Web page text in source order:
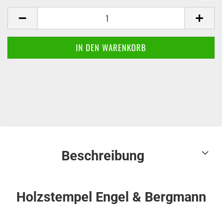
Beschreibung
Holzstempel Engel & Bergmann